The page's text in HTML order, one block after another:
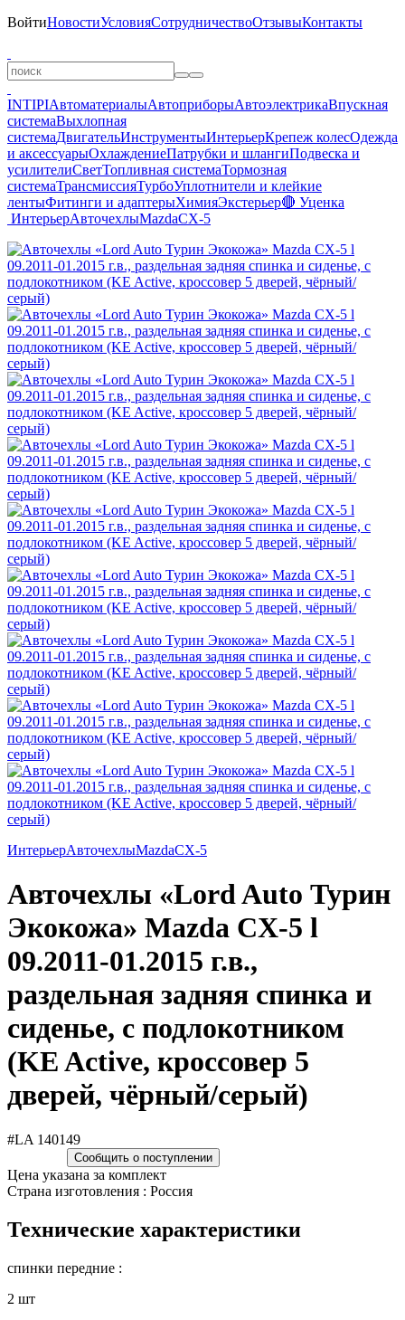
ВойтиНовостиУсловияСотрудничествоОтзывыКонтакты
INTIPIАвтоматериалыАвтоприборыАвтоэлектрикаВпускная
системаВыхлопная
системаДвигательИнструментыИнтерьерКрепеж колесОдежда
и аксессуарыОхлаждениеПатрубки и шлангиПодвеска и
усилителиСветТопливная системаТормозная
системаТрансмиссияТурбоУплотнители и клейкие
лентыФитинги и адаптерыХимияЭкстерьер🔴 Уценка
ИнтерьерАвточехлыMazdaCX-5
ИнтерьерАвточехлыMazdaCX-5
Авточехлы «Lord Auto Турин
Экокожа» Mazda CX-5 l
09.2011-01.2015 г.в.,
раздельная задняя спинка и
сиденье, с подлокотником
(KE Active, кроссовер 5
дверей, чёрный/серый)
#LA 140149
Сообщить о поступлении
Цена указана за комплект
Страна изготовления : Россия
Технические характеристики
спинки передние :
2 шт